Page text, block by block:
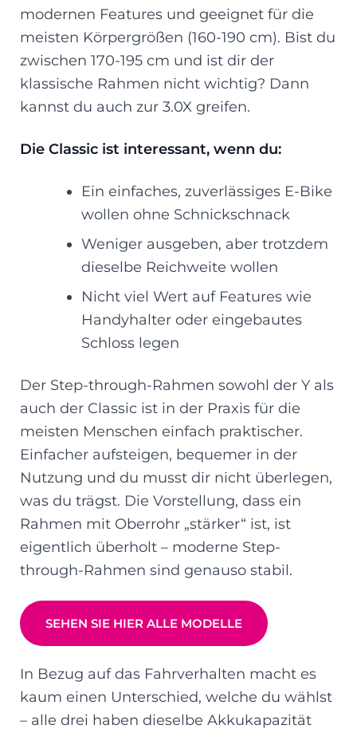
modernen Features und geeignet für die
meisten Körpergrößen (160-190 cm). Bist du
zwischen 170-195 cm und ist dir der
klassische Rahmen nicht wichtig? Dann
kannst du auch zur 3.0X greifen.
Die Classic ist interessant, wenn du:
Ein einfaches, zuverlässiges E-Bike
wollen ohne Schnickschnack
Weniger ausgeben, aber trotzdem
dieselbe Reichweite wollen
Nicht viel Wert auf Features wie
Handyhalter oder eingebautes
Schloss legen
Der Step-through-Rahmen sowohl der Y als
auch der Classic ist in der Praxis für die
meisten Menschen einfach praktischer.
Einfacher aufsteigen, bequemer in der
Nutzung und du musst dir nicht überlegen,
was du trägst. Die Vorstellung, dass ein
Rahmen mit Oberrohr „stärker“ ist, ist
eigentlich überholt – moderne Step-
through-Rahmen sind genauso stabil.
SEHEN SIE HIER ALLE MODELLE
In Bezug auf das Fahrverhalten macht es
kaum einen Unterschied, welche du wählst
– alle drei haben dieselbe Akkukapazität